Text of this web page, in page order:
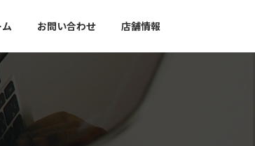
お問い合わせ 店舗情報